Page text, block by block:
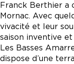
Franck Berthier a
Mornac. Avec
vivacité et leur
saison inventive
Les Basses
dispose d’une